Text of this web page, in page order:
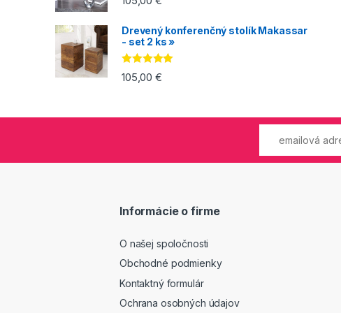
5.00z 5
Drevený konferenčný stolík Makassar
- set 2 ks »
Hodnotenie
5.00z 5
105,00€
Informácie o firme
O našej spoločnosti
Obchodné podmienky
Kontaktný formulár
Ochrana osobných údajov